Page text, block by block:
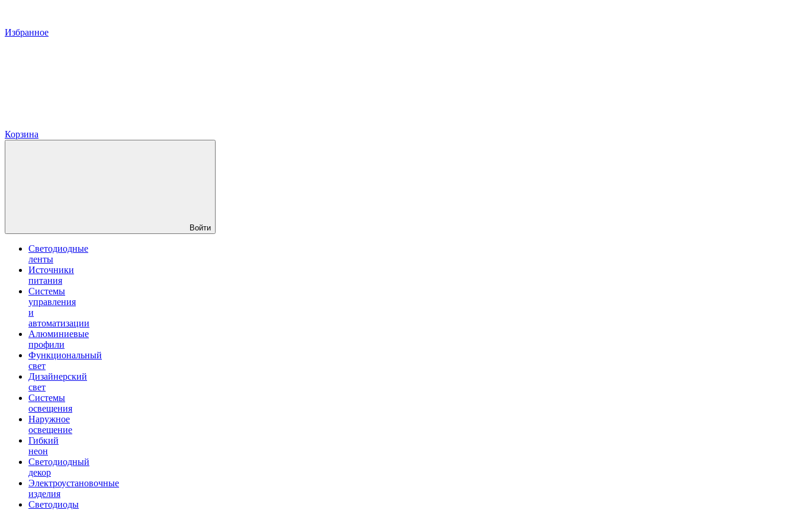
Избранное
Корзина
Войти
Светодиодные
ленты
Источники
питания
Системы
управления
и
автоматизации
Алюминиевые
профили
Функциональный
свет
Дизайнерский
свет
Системы
освещения
Наружное
освещение
Гибкий
неон
Светодиодный
декор
Электроустановочные
изделия
Светодиоды